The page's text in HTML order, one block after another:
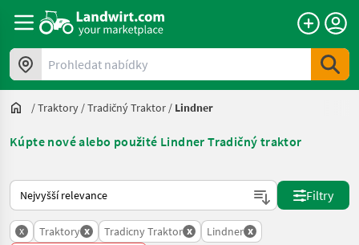
Prohledat nabídky
/Traktory /Tradičný Traktor / Lindner
Kúpte nové alebo použité Lindner Tradičný traktor
Takto se řadí nabídky na Landwirt.com
Filtry
x Traktory x Tradicny Traktor x Lindner x